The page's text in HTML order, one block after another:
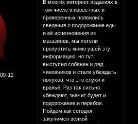
12
В многих интернет изданиях в
том числе и известных и
проверенных появились
сведения о подорожание еды
и её исчезновения из
магазинов, мы хотели
пропустить мимо ушей эту
информацию, но тут
выступил собянин и ряд
чиновников и стали убеждать
лопухов, что это слухи и
враньё. Раз так сильно
убеждают, значит будет и
подорожание и перебои.
Пойдем как сегодня
закупимся всякой